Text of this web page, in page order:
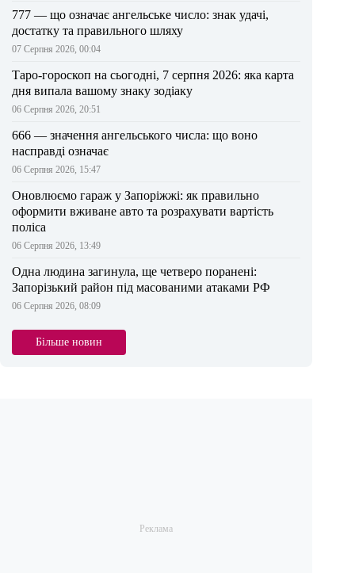
777 — що означає ангельське число: знак удачі,
достатку та правильного шляху
07 Серпня 2026, 00:04
Таро-гороскоп на сьогодні, 7 серпня 2026: яка карта
дня випала вашому знаку зодіаку
06 Серпня 2026, 20:51
666 — значення ангельського числа: що воно
насправді означає
06 Серпня 2026, 15:47
Оновлюємо гараж у Запоріжжі: як правильно
оформити вживане авто та розрахувати вартість
поліса
06 Серпня 2026, 13:49
Одна людина загинула, ще четверо поранені:
Запорізький район під масованими атаками РФ
06 Серпня 2026, 08:09
Більше новин